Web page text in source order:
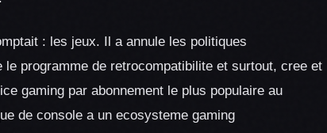
: les jeux. Il a annule les politiques
programme de retrocompatibilite et surtout, cree et
gaming par abonnement le plus populaire au
de console a un ecosysteme gaming